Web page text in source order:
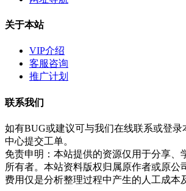
关于本站
VIP介绍
客服咨询
推广计划
联系我们
如有BUG或建议可与我们在线联系或登录
中心提交工单。
免责申明：本站提供的资源仅用于分享、
所有者。本站资料版权归属原作者或原公
费用仅是分析整理过程中产生的人工成本